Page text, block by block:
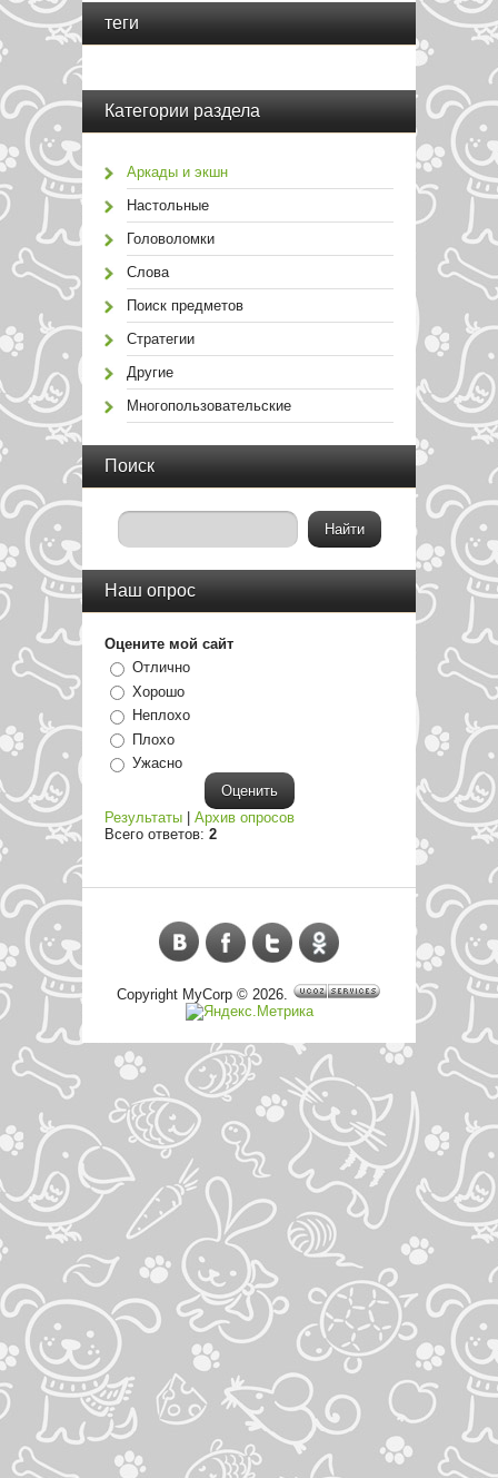
теги
Категории раздела
Аркады и экшн
Настольные
Головоломки
Слова
Поиск предметов
Стратегии
Другие
Многопользовательские
Поиск
Наш опрос
Оцените мой сайт
Отлично
Хорошо
Неплохо
Плохо
Ужасно
Результаты
Архив опросов
Всего ответов: 2
Copyright MyCorp © 2026